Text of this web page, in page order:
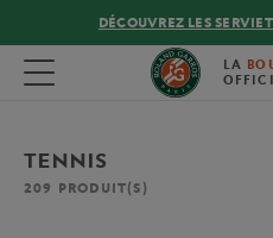
DÉCOUVREZ LES
Toggle navigation LA
TENNIS
209 PRODUIT(S)